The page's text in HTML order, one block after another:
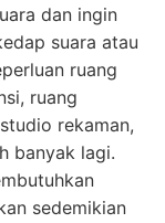
dan ingin
suara atau
ruang
ruang
rekaman,
banyak lagi.
sedemikian